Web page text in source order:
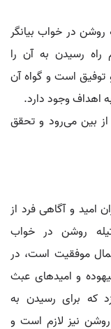
روشن در خواب بیانگر
رسیدن به آن را
است و گواه آن
اهداف وجود دارد.
بین می‌رود و تحقق
امید و آگاهی فرد از
روشن در خواب
موفقیت است، در
و امیدهای عبث
که برای رسیدن به
نیز لازم است و